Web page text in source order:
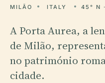
MILÃO ITALY 45° N
A Porta Aurea, a
de Milão,
no património
cidade.